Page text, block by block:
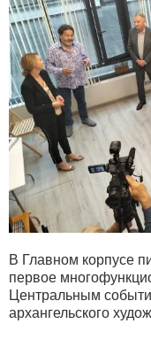
В Главном корпусе
первое
Центральным
архангельского